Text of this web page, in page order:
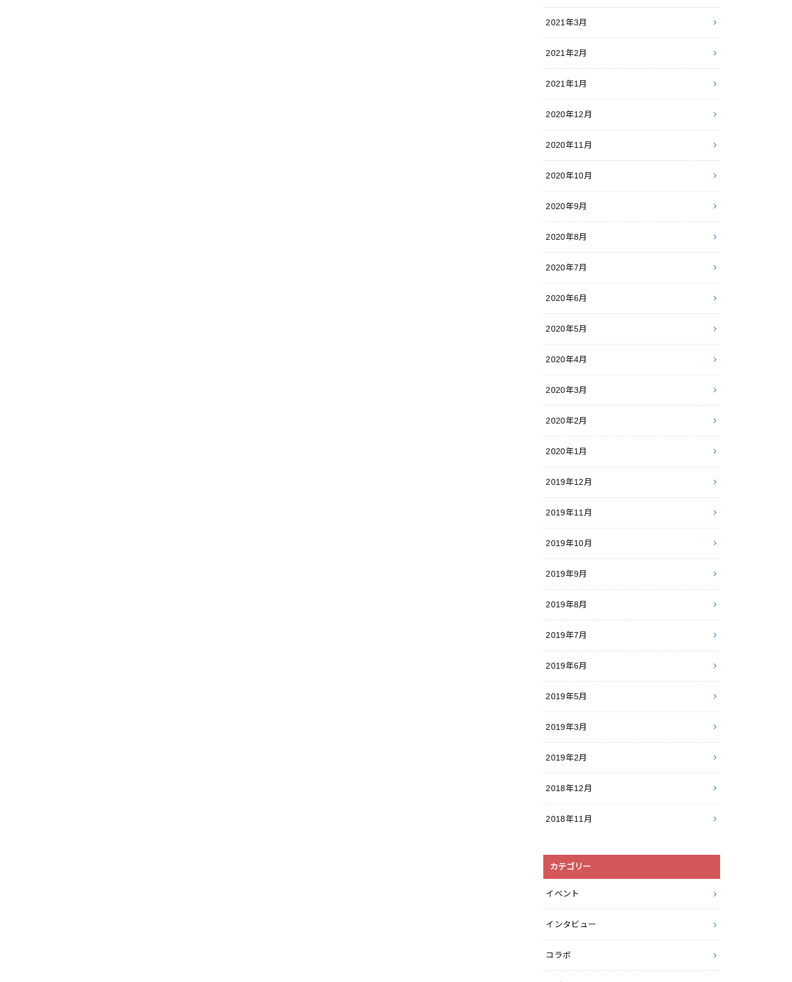
2021年3月
2021年2月
2021年1月
2020年12月
2020年11月
2020年10月
2020年9月
2020年8月
2020年7月
2020年6月
2020年5月
2020年4月
2020年3月
2020年2月
2020年1月
2019年12月
2019年11月
2019年10月
2019年9月
2019年8月
2019年7月
2019年6月
2019年5月
2019年3月
2019年2月
2018年12月
2018年11月
カテゴリー
イベント
インタビュー
コラボ